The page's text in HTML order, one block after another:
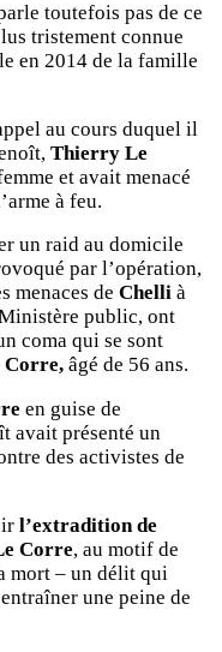
toutefois pas de ce
tristement connue
en 2014 de la famille
au cours duquel il
Thierry Le
et avait menacé
à feu.
un raid au domicile
par l’opération,
menaces de Chelli à
public, ont
coma qui se sont
Corre, âgé de 56 ans.
en guise de
avait présenté un
des activistes de
l’extradition de
Corre, au motif de
mort – un délit qui
une peine de